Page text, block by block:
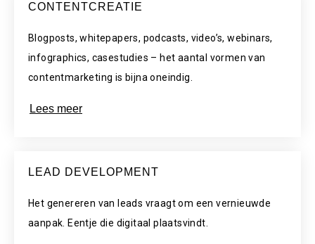
CONTENTCREATIE
Blogposts, whitepapers, podcasts, video’s, webinars,
infographics, casestudies – het aantal vormen van
contentmarketing is bijna oneindig.
Lees meer
LEAD DEVELOPMENT
Het genereren van leads vraagt om een vernieuwde
aanpak. Eentje die digitaal plaatsvindt.